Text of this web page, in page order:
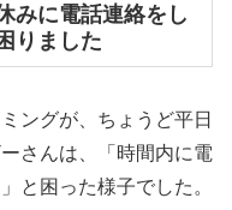
みに電話連絡をし
りました
ングが、ちょうど平日
さんは、「時間内に電
と困った様子でした。